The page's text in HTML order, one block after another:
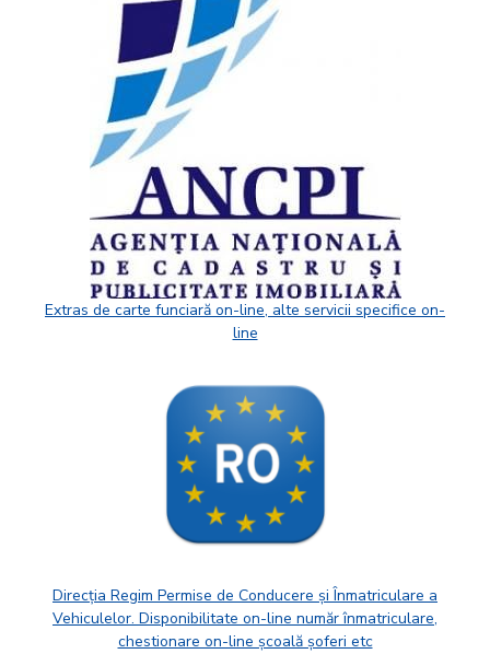
Extras de carte funciară on-line, alte servicii specifice on-
line
Direcția Regim Permise de Conducere și Înmatriculare a
Vehiculelor. Disponibilitate on-line număr înmatriculare,
chestionare on-line școală șoferi etc